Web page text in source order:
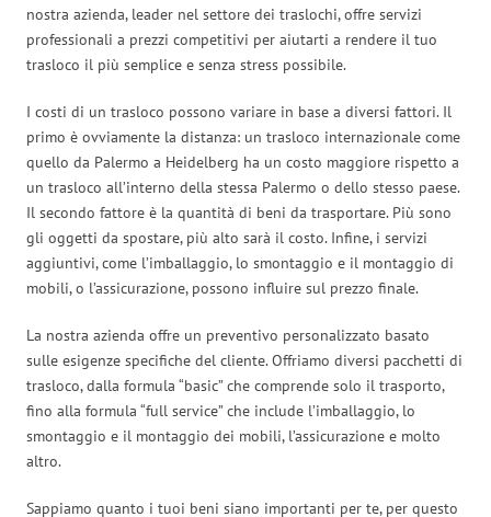
nostra azienda, leader nel settore dei traslochi, offre servizi
professionali a prezzi competitivi per aiutarti a rendere il tuo
trasloco il più semplice e senza stress possibile.
I costi di un trasloco possono variare in base a diversi fattori. Il
primo è ovviamente la distanza: un trasloco internazionale come
quello da Palermo a Heidelberg ha un costo maggiore rispetto a
un trasloco all’interno della stessa Palermo o dello stesso paese.
Il secondo fattore è la quantità di beni da trasportare. Più sono
gli oggetti da spostare, più alto sarà il costo. Infine, i servizi
aggiuntivi, come l’imballaggio, lo smontaggio e il montaggio di
mobili, o l’assicurazione, possono influire sul prezzo finale.
La nostra azienda offre un preventivo personalizzato basato
sulle esigenze specifiche del cliente. Offriamo diversi pacchetti di
trasloco, dalla formula “basic” che comprende solo il trasporto,
fino alla formula “full service” che include l’imballaggio, lo
smontaggio e il montaggio dei mobili, l’assicurazione e molto
altro.
Sappiamo quanto i tuoi beni siano importanti per te, per questo